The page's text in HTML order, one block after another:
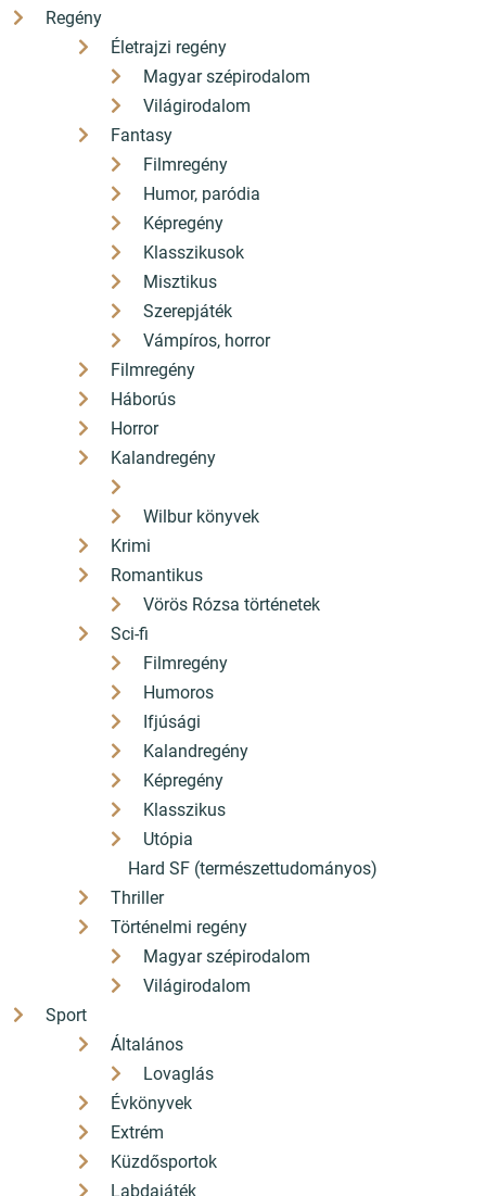
Regény
Életrajzi regény
Magyar szépirodalom
Világirodalom
Fantasy
Filmregény
Humor, paródia
Képregény
Klasszikusok
Misztikus
Szerepjáték
Vámpíros, horror
Filmregény
Háborús
Horror
Kalandregény
Wilbur könyvek
Krimi
Romantikus
Vörös Rózsa történetek
Sci-fi
Filmregény
Humoros
Ifjúsági
Kalandregény
Képregény
Klasszikus
Utópia
Hard SF (természettudományos)
Thriller
Történelmi regény
Magyar szépirodalom
Világirodalom
Sport
Általános
Lovaglás
Évkönyvek
Extrém
Küzdősportok
Labdajáték